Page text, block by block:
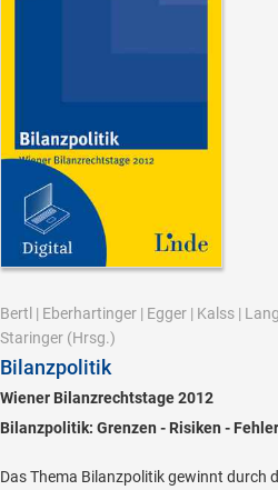
Bertl | Eberhartinger | Egger | Kalss | Lang
Staringer (Hrsg.)
Bilanzpolitik
Wiener Bilanzrechtstage 2012
Bilanzpolitik: Grenzen - Risiken - Fehler
Das Thema Bilanzpolitik gewinnt durch